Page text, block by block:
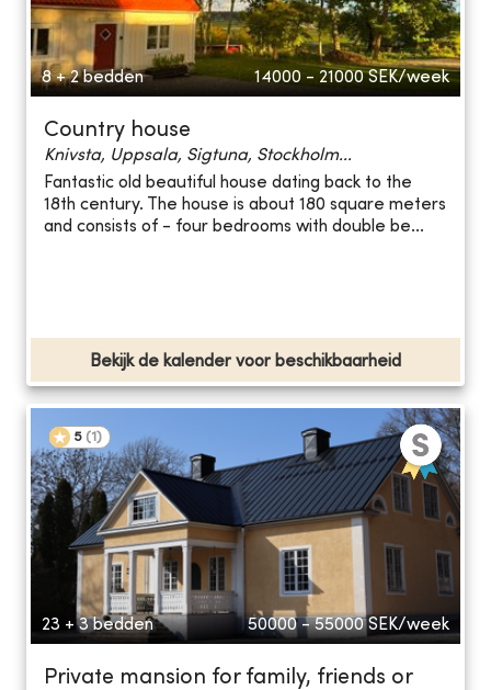
8 + 2 bedden 14000 - 21000 SEK/week
Country house
Knivsta, Uppsala, Sigtuna, Stockholm...
Fantastic old beautiful house dating back to the
18th century. The house is about 180 square meters
and consists of - four bedrooms with double be...
Bekijk de kalender voor beschikbaarheid
5 (1 )
23 + 3 bedden 50000 - 55000 SEK/week
Private mansion for family, friends or